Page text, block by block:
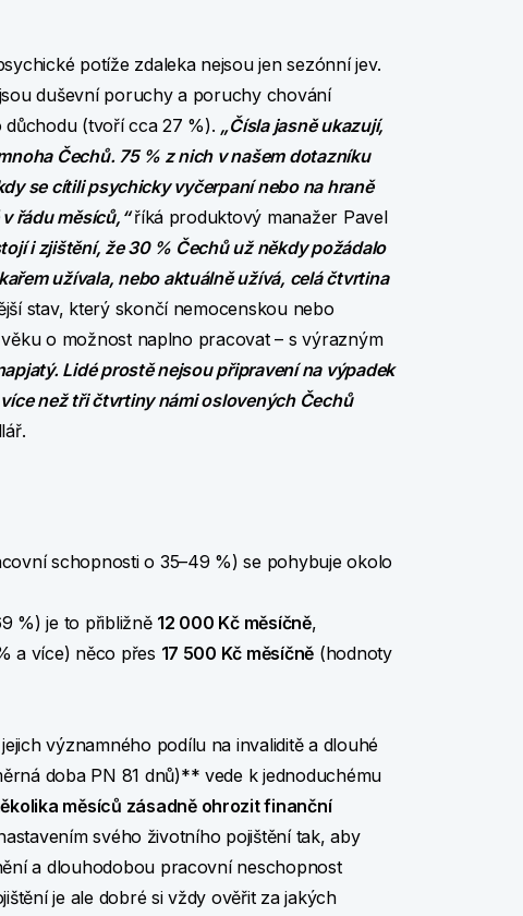
potíže zdaleka nejsou jen sezónní jev.
duševní poruchy a poruchy chování
důchodu (tvoří cca 27 %). „Čísla jasně ukazují,
Čechů. 75 % z nich v našem dotazníku
se cítili psychicky vyčerpaní nebo na hraně
řádu měsíců,“říká produktový manažer Pavel
i zjištění, že 30 % Čechů už někdy požádalo
užívala, nebo aktuálně užívá, celá čtvrtina
stav, který skončí nemocenskou nebo
o možnost naplno pracovat – s výrazným
Lidé prostě nejsou připravení na výpadek
než tři čtvrtiny námi oslovených Čechů
schopnosti o 35–49 %) se pohybuje okolo
%) je to přibližně 12 000 Kč měsíčně,
a více) něco přes 17 500 Kč měsíčně (hodnoty
významného podílu na invaliditě a dlouhé
doba PN 81 dnů)** vede k jednoduchému
měsíců zásadně ohrozit finanční
svého životního pojištění tak, aby
a dlouhodobou pracovní neschopnost
je ale dobré si vždy ověřit za jakých